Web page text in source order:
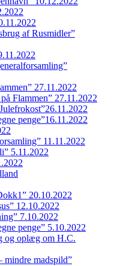
af Rusmidler”
27.11.2022
Flammen” 27.11.2022
penge”16.11.2022
11.11.2022
5.11.2022
20.10.2022
12.10.2022
7.10.2022
penge” 5.10.2022
og oplæg om H.C.
mindre madspild”